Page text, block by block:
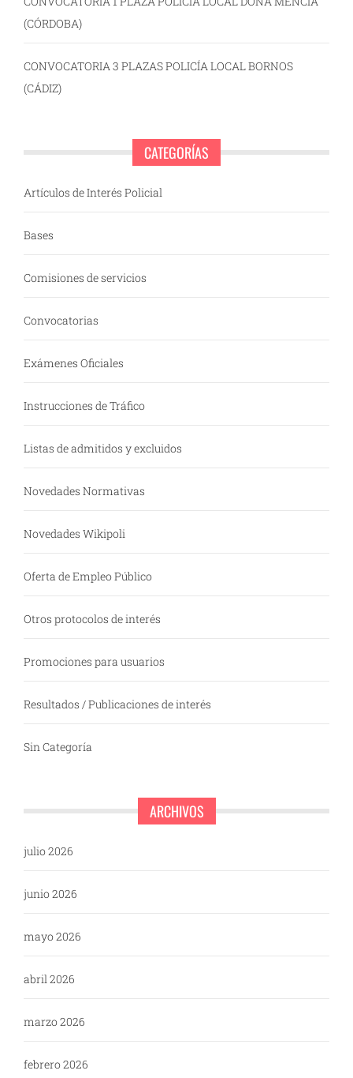
(CÓRDOBA)
CONVOCATORIA 3 PLAZAS POLICÍA LOCAL BORNOS
(CÁDIZ)
CATEGORÍAS
Artículos de Interés Policial
Bases
Comisiones de servicios
Convocatorias
Exámenes Oficiales
Instrucciones de Tráfico
Listas de admitidos y excluidos
Novedades Normativas
Novedades Wikipoli
Oferta de Empleo Público
Otros protocolos de interés
Promociones para usuarios
Resultados / Publicaciones de interés
Sin Categoría
ARCHIVOS
julio 2026
junio 2026
mayo 2026
abril 2026
marzo 2026
febrero 2026